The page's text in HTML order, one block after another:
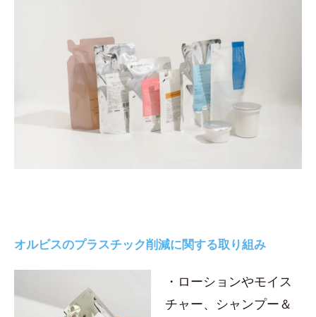
オルビスのプラスチック削減に関する取り組み
・ローションやモイス
チャー、シャンプー＆